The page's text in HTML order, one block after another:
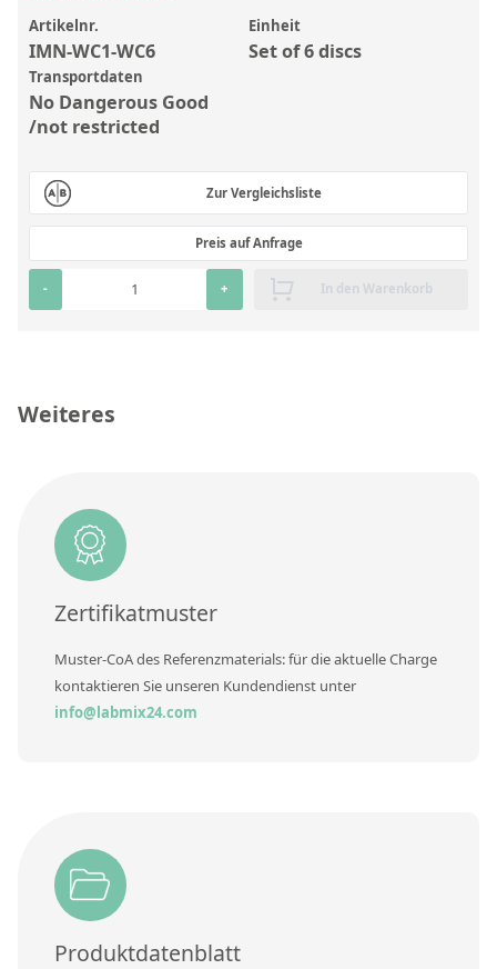
Custom-Made
Übersicht: Kundenspezifische Standards
Anorganische wässrige Kundenmischungen
Elementstandards in Öl
Metallstandards | Setting Up Samples (SUS)
Kundenspezifische Polymerstandards
Pharmazeutische und organische Kundensynthesen
Unsere Partner und Marken
Presse und Aktuelles
Vertretungen im Ausland
Messen und Events
DIN EN ISO 9001:2015 Zertifizierung
Artikelnr.
IMN-WC1-WC6
Einheit
Set of 6 discs
Transportdaten
No Dangerous Good
/not restricted
Zur Vergleichsliste
Preis auf Anfrage
- + In den Warenkorb
Weiteres
Zertifikatmuster
Muster-CoA des Referenzmaterials: für die aktuelle Charge
kontaktieren Sie unseren Kundendienst unter
info@labmix24.com
Produktdatenblatt